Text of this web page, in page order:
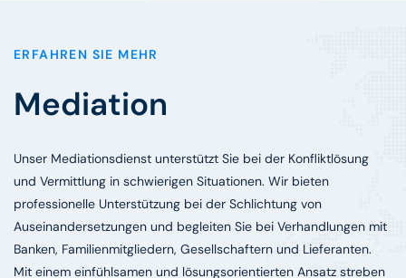
ERFAHREN SIE MEHR
Mediation
Unser Mediationsdienst unterstützt Sie bei der Konfliktlösung
und Vermittlung in schwierigen Situationen. Wir bieten
professionelle Unterstützung bei der Schlichtung von
Auseinandersetzungen und begleiten Sie bei Verhandlungen mit
Banken, Familienmitgliedern, Gesellschaftern und Lieferanten.
Mit einem einfühlsamen und lösungsorientierten Ansatz streben